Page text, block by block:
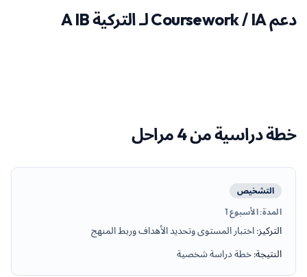
دعم Coursework / IA لـ التركية A IB
خطة دراسية من 4 مراحل
التشخيص
المدة:الأسبوع 1
التركيز: اختبار المستوى وتحديد الأهداف وربط المنهج
النتيجة: خطة دراسة شخصية